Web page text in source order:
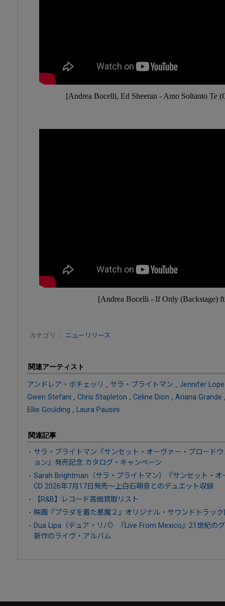
[Andrea Bocelli, Ed Sheeran - Amo Soltanto Te
[Andrea Bocelli - If Only (Backstage)
カテゴリ ： ニューリリース
関連アーティスト
アンドレア・ボチェッリ , サラ・ブライトマン , Jennifer
Gwen Stefani , Chris Stapleton , Celine Dion , Ariana Grande
Ellie Goulding , Laura Pausini
関連記事
サラ・ブライトマン『サンセット・オーヴァー・ブロード
ョン』発売記念 カタログ・キャンペーン
Sarah Brightman（サラ・ブライトマン）『サンセット・オ
CD 2026年7月17日発売～上白石萌音とのデュエット収録
【R&B】レコード高価買取リスト
映画『プラダを着た悪魔２』オリジナル・サウンドトラッ
Dua Lipa（デュア・リパ）『Live From Mexico』21世紀の
新作のライヴ・アルバム